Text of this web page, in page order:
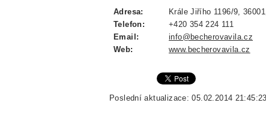
Adresa:
Krále Jiřího 1196/9,
Telefon:
+420 354 224 111
Email:
info@becherovavila.cz
Web:
www.becherovavila.cz
Poslední aktualizace: 05.02.2014 21:45:23